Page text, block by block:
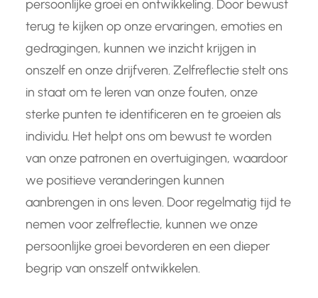
persoonlijke groei en ontwikkeling. Door bewust
terug te kijken op onze ervaringen, emoties en
gedragingen, kunnen we inzicht krijgen in
onszelf en onze drijfveren. Zelfreflectie stelt ons
in staat om te leren van onze fouten, onze
sterke punten te identificeren en te groeien als
individu. Het helpt ons om bewust te worden
van onze patronen en overtuigingen, waardoor
we positieve veranderingen kunnen
aanbrengen in ons leven. Door regelmatig tijd te
nemen voor zelfreflectie, kunnen we onze
persoonlijke groei bevorderen en een dieper
begrip van onszelf ontwikkelen.